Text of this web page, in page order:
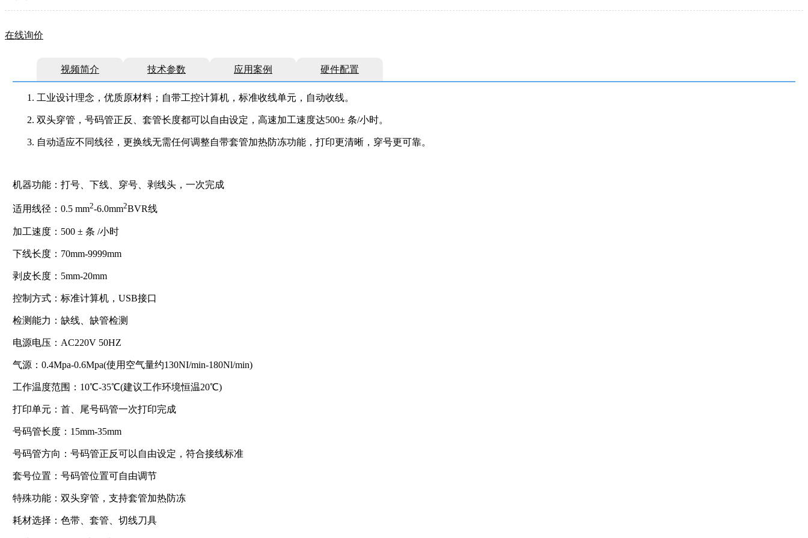
在线询价
视频简介 技术参数 应用案例 硬件配置
工业设计理念，优质原材料；自带工控计算机，标准收线单元，自动收线。
双头穿管，号码管正反、套管长度都可以自由设定，高速加工速度达500± 条/小时。
自动适应不同线径，更换线无需任何调整自带套管加热防冻功能，打印更清晰，穿号更可靠。
机器功能：打号、下线、穿号、剥线头，一次完成
适用线径：0.5 mm2-6.0mm2BVR线
加工速度：500 ± 条 /小时
下线长度：70mm-9999mm
剥皮长度：5mm-20mm
控制方式：标准计算机，USB接口
检测能力：缺线、缺管检测
电源电压：AC220V 50HZ
气源：0.4Mpa-0.6Mpa(使用空气量约130NI/min-180Nl/min)
工作温度范围：10℃-35℃(建议工作环境恒温20℃)
打印单元：首、尾号码管一次打印完成
号码管长度：15mm-35mm
号码管方向：号码管正反可以自由设定，符合接线标准
套号位置：号码管位置可自由调节
特殊功能：双头穿管，支持套管加热防冻
耗材选择：色带、套管、切线刀具